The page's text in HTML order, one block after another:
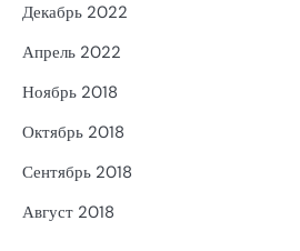
Декабрь 2022
Апрель 2022
Ноябрь 2018
Октябрь 2018
Сентябрь 2018
Август 2018